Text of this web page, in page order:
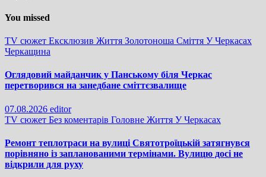
You missed
TV сюжет Ексклюзив Життя Золотоноша Сміття У Черкасах
Черкащина
Оглядовий майданчик у Панському біля Черкас
перетворився на занедбане сміттєзвалище
07.08.2026 editor
TV сюжет Без коментарів Головне Життя У Черкасах
Ремонт теплотраси на вулиці Святотроїцькій затягнувся
порівняно із запланованими термінами. Вулицю досі не
відкрили для руху